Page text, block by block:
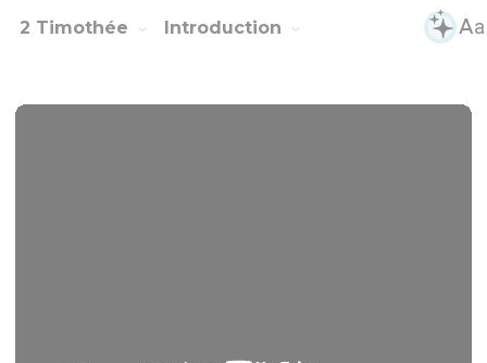
2 Timothée Introduction